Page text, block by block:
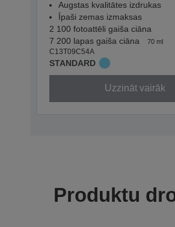
Augstas kvalitātes izdrukas
Īpaši zemas izmaksas
2 100 fotoattēli gaiša ciāna
7 200 lapas gaiša ciāna
70 ml
C13T09C54A
STANDARD
Uzzināt vairāk
Produktu